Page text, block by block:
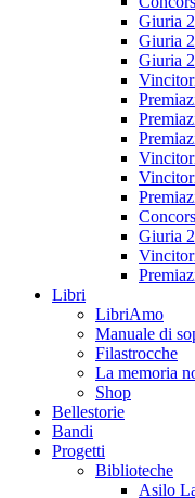
Giuria
Giuria
Giuria
Giuria
Libri
LibriAmo
Manuale di
Filastrocche
La memoria
Shop
Bellestorie
Bandi
Progetti
Biblioteche
Asilo